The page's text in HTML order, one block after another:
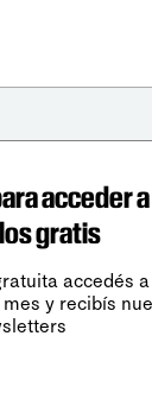
acceder
gratis
accedés
y recibís